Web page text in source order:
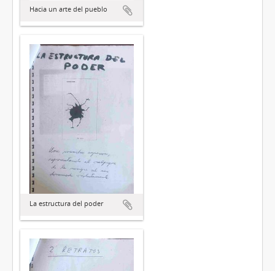
Hacia un arte del pueblo
La estructura del poder